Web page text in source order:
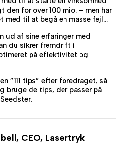
den for over 100 mio. – men har
med til at begå en masse fejl…
ud af sine erfaringer med
du sikrer fremdrift i
på effektivitet og
”111 tips” efter foredraget, så
bruge de tips, der passer på
CEO, Lasertryk